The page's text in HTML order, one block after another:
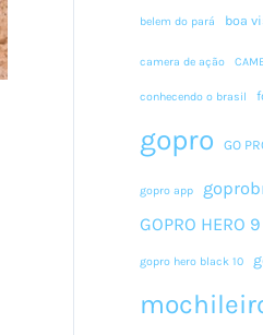
belem do pará boa
camera de ação
conhecendo o brasil
gopro GO
gopro app
GOPRO HERO 9
gopro hero black 10